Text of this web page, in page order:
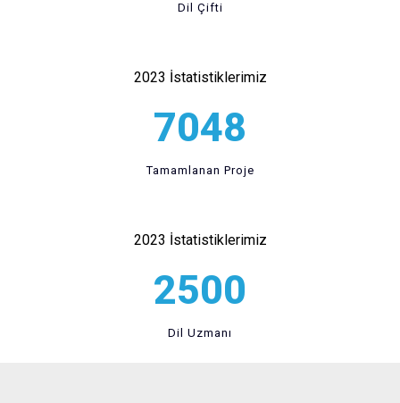
Dil Çifti
2023 İstatistiklerimiz
7048
Tamamlanan Proje
2023 İstatistiklerimiz
2500
Dil Uzmanı